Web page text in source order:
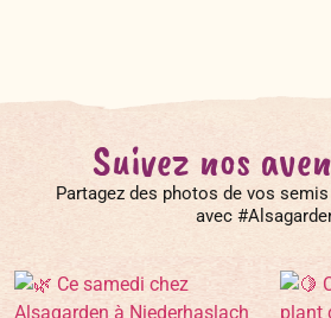
Suivez nos
Partagez des photos de vos
avec